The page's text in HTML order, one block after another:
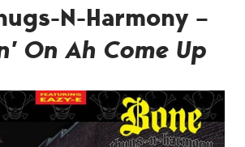
N-Harmony –
On Ah Come Up